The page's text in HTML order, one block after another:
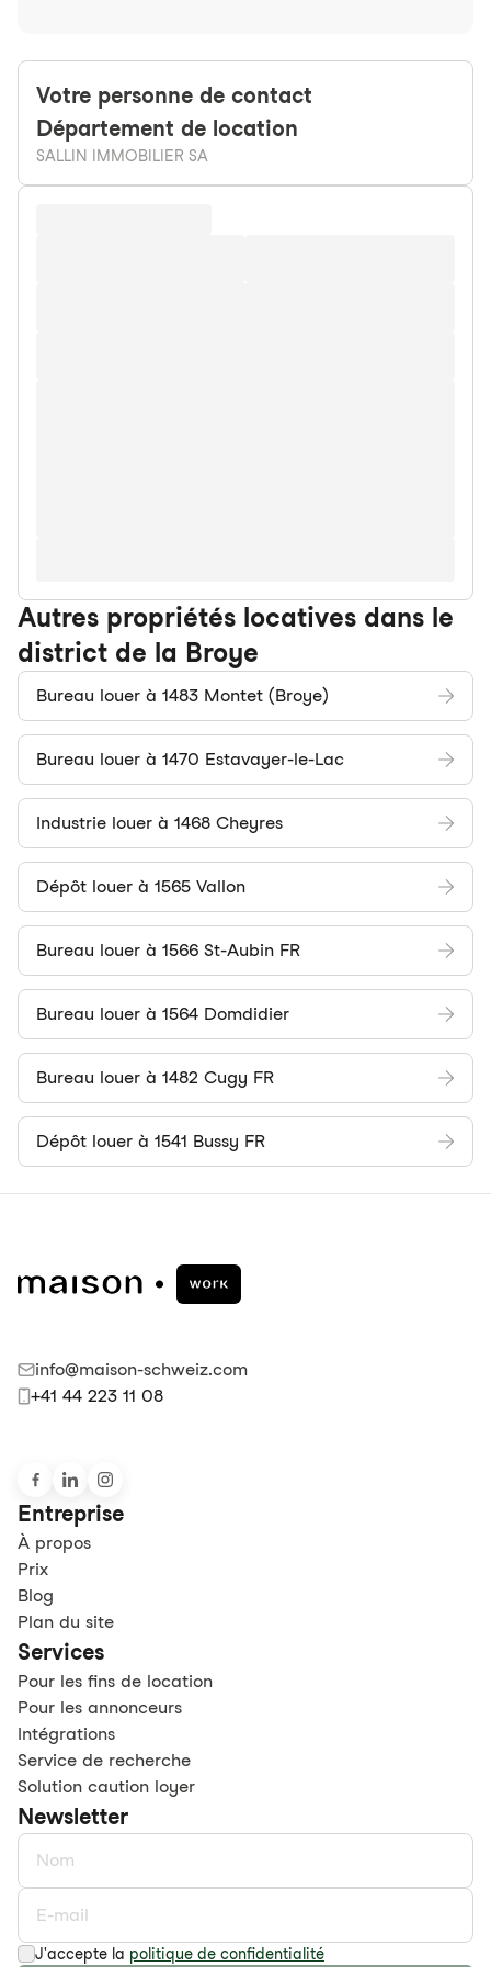
Votre personne de contact
Département de location
SALLIN IMMOBILIER SA
Autres propriétés locatives dans le
district de la Broye
Bureau louer à 1483 Montet (Broye)
Bureau louer à 1470 Estavayer-le-Lac
Industrie louer à 1468 Cheyres
Dépôt louer à 1565 Vallon
Bureau louer à 1566 St-Aubin FR
Bureau louer à 1564 Domdidier
Bureau louer à 1482 Cugy FR
Dépôt louer à 1541 Bussy FR
info@maison-schweiz.com
+41 44 223 11 08
Entreprise
À propos
Prix
Blog
Plan du site
Services
Pour les fins de location
Pour les annonceurs
Intégrations
Service de recherche
Solution caution loyer
Newsletter
J'accepte la politique de confidentialité